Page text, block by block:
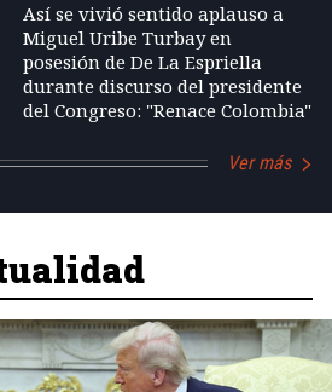
Así se vivió sentido aplauso a
Miguel Uribe Turbay en
posesión de De La Espriella
durante discurso del presidente
del Congreso: "Renace Colombia"
Ver más